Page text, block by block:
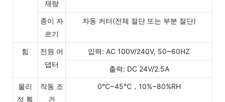
재량
종이 자
르기
자동 커터(전체 절단 또는 부분 절단)
힘
전원 어
댑터
입력: AC 100V/240V, 50~60HZ
출력: DC 24V/2.5A
물리
적 특
작동 조
건
0℃~45℃，10%~80%RH